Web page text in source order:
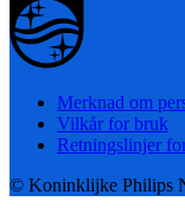
Merknad om
Vilkår for bruk
Retningslinjer
© Koninklijke Philips